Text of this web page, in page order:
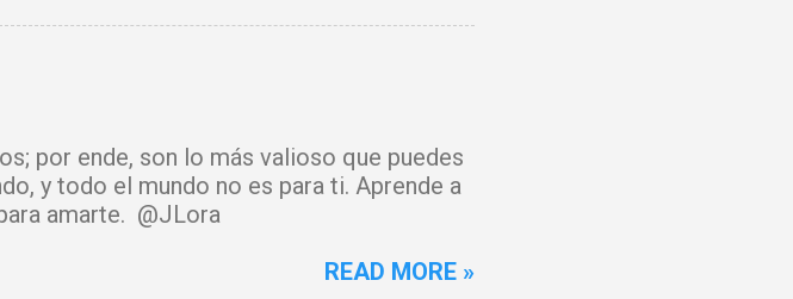
libre, mi cuerpo sano y mi espíritu
hay fe. Donde había llanto, hoy hay gozo. Y
de oscuridad y comienza un tiempo
mi hogar están cubiertos por la sangre de
por ende, son lo más valioso que puedes
y todo el mundo no es para ti. Aprende a
amarte. @JLora
READ MORE »